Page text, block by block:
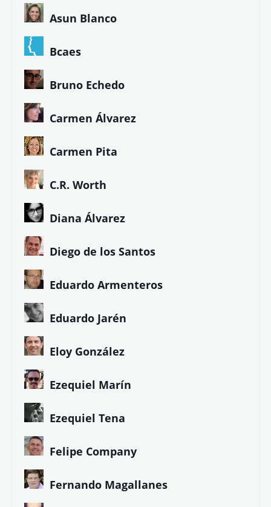
Asun Blanco
Bcaes
Bruno Echedo
Carmen Álvarez
Carmen Pita
C.R. Worth
Diana Álvarez
Diego de los Santos
Eduardo Armenteros
Eduardo Jarén
Eloy González
Ezequiel Marín
Ezequiel Tena
Felipe Company
Fernando Magallanes